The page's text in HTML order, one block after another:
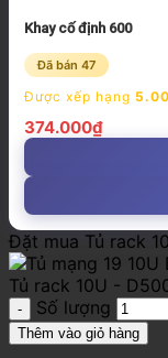
Khay cố định 600
Đã bán 47
Được xếp hạng 5.00
374.000₫
Đặt mua Tủ rack
Tủ rack 10U -
Số lượng
Thêm vào giỏ hàng